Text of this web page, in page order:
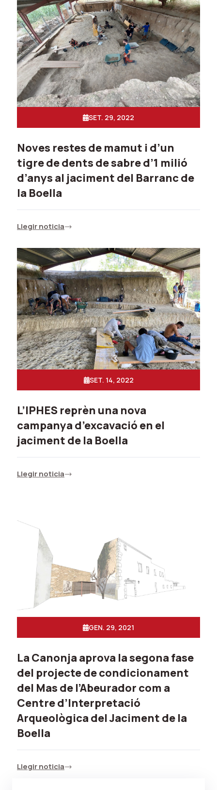
SET. 29, 2022
Noves restes de mamut i d’un
tigre de dents de sabre d’1 milió
d’anys al jaciment del Barranc de
la Boella
Llegir noticia
SET. 14, 2022
L’IPHES reprèn una nova
campanya d’excavació en el
jaciment de la Boella
Llegir noticia
GEN. 29, 2021
La Canonja aprova la segona fase
del projecte de condicionament
del Mas de l’Abeurador com a
Centre d’Interpretació
Arqueològica del Jaciment de la
Boella
Llegir noticia